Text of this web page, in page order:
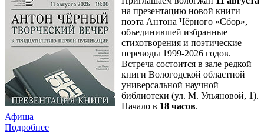
на презентацию новой книги
поэта Антона Чёрного «Сбор»,
объединившей избранные
стихотворения и поэтические
переводы 1999-2026 годов.
Встреча состоится в зале редкой
книги Вологодской областной
универсальной научной
библиотеки (ул. М. Ульяновой, 1).
Начало в 18 часов.
Афиша
Подробнее